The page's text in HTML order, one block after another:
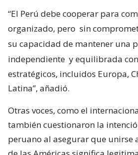
“El Perú debe cooperar para
organizado, pero sin
su capacidad de mantener una
independiente y equilibrada
estratégicos, incluidos Europa,
Latina”, añadió.
Otras voces, como el
también cuestionaron la
peruano al asegurar que unirse